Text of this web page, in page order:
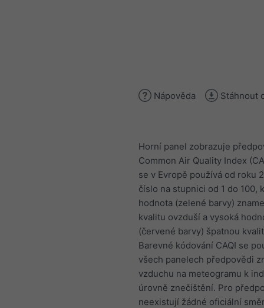
Nápověda Stáhnout
Horní panel zobrazuje
Common Air Quality Index
se v Evropě používá od roku
číslo na stupnici od 1 do 100,
hodnota (zelené barvy)
kvalitu ovzduší a vysoká
(červené barvy) špatnou
Barevné kódování CAQI se
všech panelech předpovědi
vzduchu na meteogramu k
úrovně znečištění. Pro
neexistují žádné oficiální